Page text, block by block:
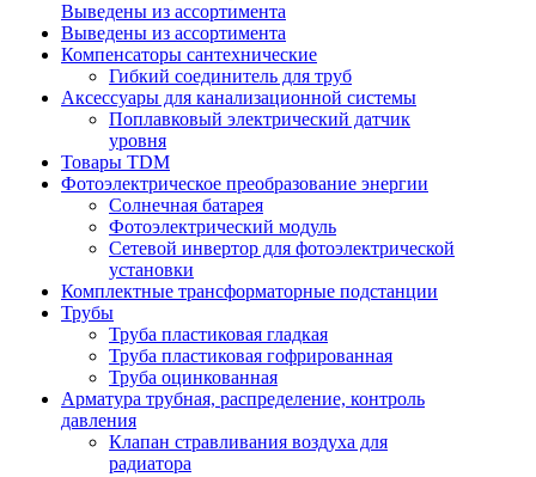
Выведены из ассортимента
Выведены из ассортимента
Компенсаторы сантехнические
Гибкий соединитель для труб
Аксессуары для канализационной системы
Поплавковый электрический датчик
уровня
Товары TDM
Фотоэлектрическое преобразование энергии
Солнечная батарея
Фотоэлектрический модуль
Сетевой инвертор для фотоэлектрической
установки
Комплектные трансформаторные подстанции
Трубы
Труба пластиковая гладкая
Труба пластиковая гофрированная
Труба оцинкованная
Арматура трубная, распределение, контроль
давления
Клапан стравливания воздуха для
радиатора